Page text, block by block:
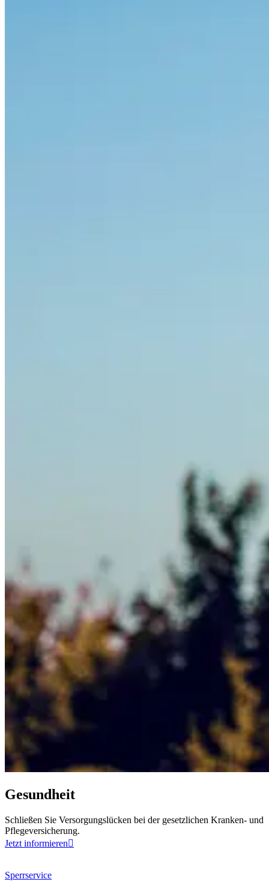
Gesundheit
Schließen Sie Versorgungslücken bei der gesetzlichen Kranken- und
Pflegeversicherung.
Jetzt informieren
Sperrservice